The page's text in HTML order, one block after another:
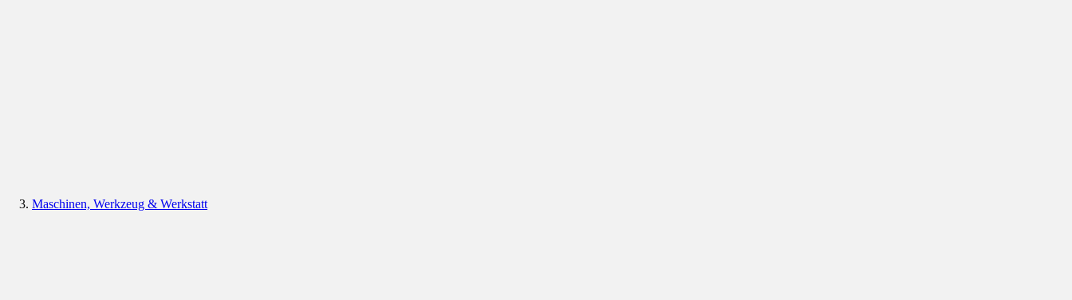
Maschinen, Werkzeug & Werkstatt